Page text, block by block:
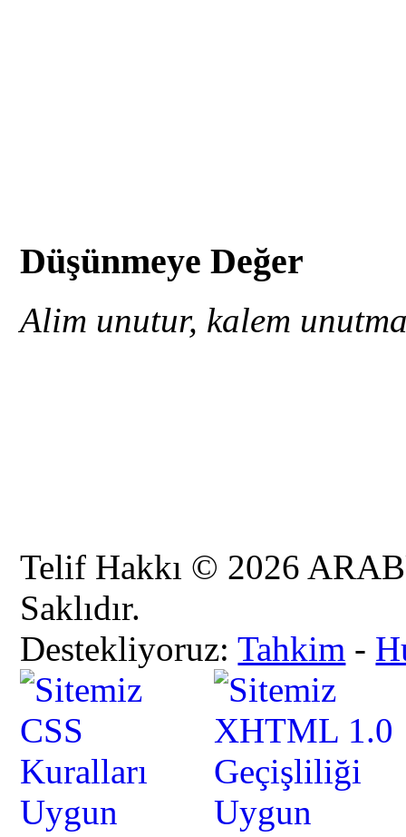
Düşünmeye Değer
Alim unutur, kalem
Telif Hakkı © 2026
Saklıdır.
Destekliyoruz:Tahkim -